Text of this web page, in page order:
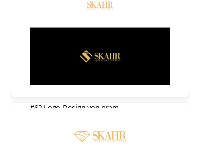
#62 Logo-Design von pram